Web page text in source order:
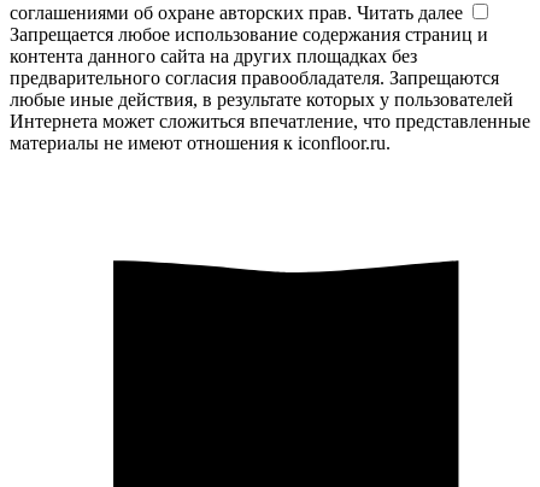
соглашениями об охране авторских прав. Читать далее
Запрещается любое использование содержания страниц и
контента данного сайта на других площадках без
предварительного согласия правообладателя. Запрещаются
любые иные действия, в результате которых у пользователей
Интернета может сложиться впечатление, что представленные
материалы не имеют отношения к iconfloor.ru.